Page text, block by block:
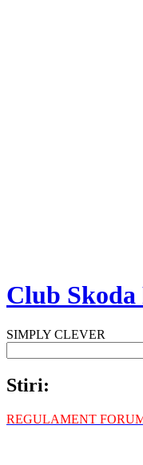
Club
SIMPLY CLEVER
Stiri:
REGULAMENT